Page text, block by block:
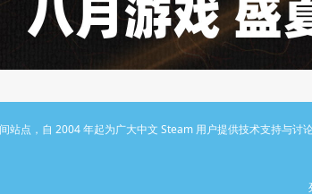
点，自 2004 年起为广大中文 Steam 用户提供技术支持与讨